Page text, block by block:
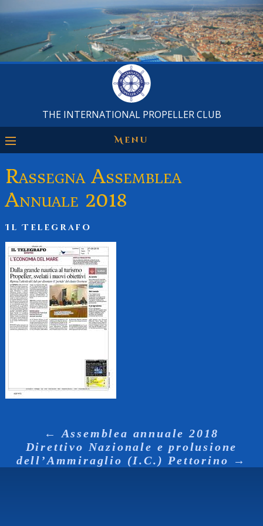
THE INTERNATIONAL PROPELLER CLUB
Menu
Rassegna Assemblea
Annuale 2018
Il Telegrafo
←
Assemblea annuale 2018
Direttivo Nazionale e prolusione
dell’Ammiraglio (I.C.) Pettorino
→